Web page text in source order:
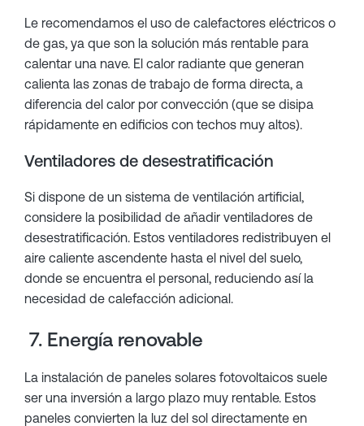
Le recomendamos el uso de calefactores eléctricos o
de gas, ya que son la solución más rentable para
calentar una nave. El calor radiante que generan
calienta las zonas de trabajo de forma directa, a
diferencia del calor por convección (que se disipa
rápidamente en edificios con techos muy altos).
Ventiladores de desestratificación
Si dispone de un sistema de ventilación artificial,
considere la posibilidad de añadir ventiladores de
desestratificación. Estos ventiladores redistribuyen el
aire caliente ascendente hasta el nivel del suelo,
donde se encuentra el personal, reduciendo así la
necesidad de calefacción adicional.
7. Energía renovable
La instalación de paneles solares fotovoltaicos suele
ser una inversión a largo plazo muy rentable. Estos
paneles convierten la luz del sol directamente en